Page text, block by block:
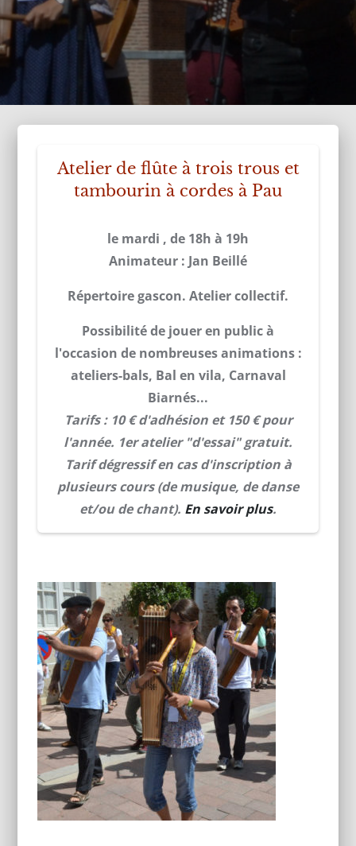
Atelier de flûte à trois trous et
tambourin à cordes à Pau
le mardi , de 18h à 19h
Animateur : Jan Beillé
Répertoire gascon. Atelier collectif.
Possibilité de jouer en public à
l'occasion de nombreuses animations :
ateliers-bals, Bal en vila, Carnaval
Biarnés...
Tarifs : 10 € d'adhésion et 150 € pour
l'année. 1er atelier "d'essai" gratuit.
Tarif dégressif en cas d'inscription à
plusieurs cours (de musique, de danse
et/ou de chant). En savoir plus.